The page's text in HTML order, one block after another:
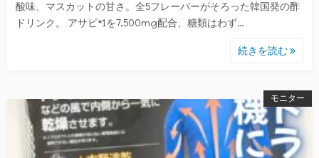
酸味、マスカットの甘さ。全5フレーバーがそろった韓国発の酢
ドリンク。 アサビ*1を7,500mg配合、糖類はわず…
続きを読む
モニター